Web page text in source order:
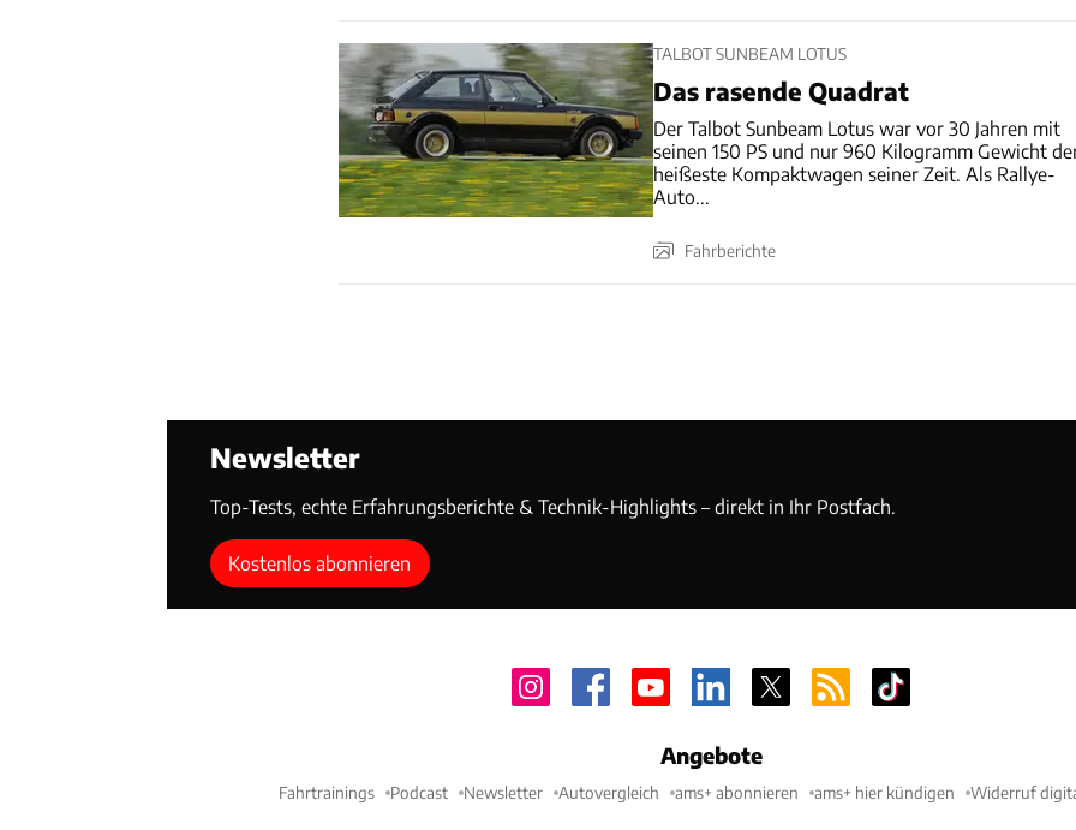
TALBOT SUNBEAM LOTUS
Das rasende Quadrat
Der Talbot Sunbeam Lotus war vor 30 Jahren mit
seinen 150 PS und nur 960 Kilogramm Gewicht
heißeste Kompaktwagen seiner Zeit. Als Rallye-
Auto...
Fahrberichte
Newsletter
Top-Tests, echte Erfahrungsberichte & Technik-Highlights – direkt in Ihr Postfach.
Kostenlos abonnieren
Angebote
Fahrtrainings Podcast Newsletter Autovergleich ams+ abonnieren ams+ hier kündigen Widerruf